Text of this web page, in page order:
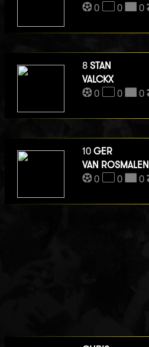
0
0 0
8 STAN
VALCKX
0
0 0
10 GER
VAN ROSMALEN
0
0 0